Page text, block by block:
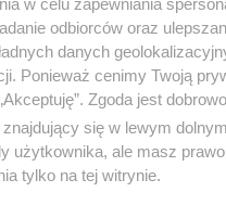
z książek
w inne grupy
odbiorców oraz
danych
Ponieważ cenimy Twoją
Zgoda jest
się w lewym
użytkownika, ale masz
tylko na tej witrynie.